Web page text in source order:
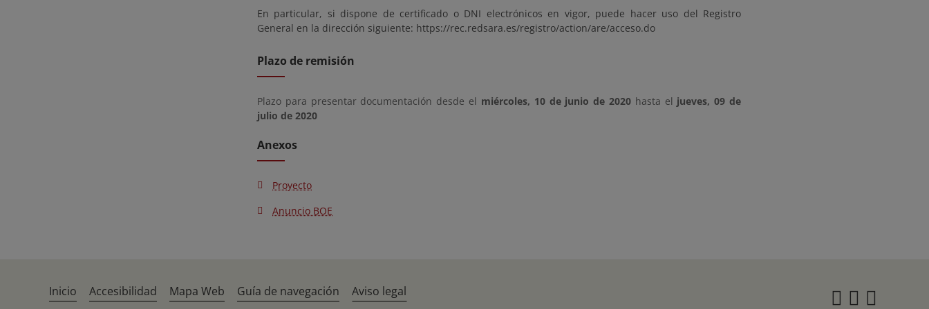
En particular, si dispone de certificado o DNI electrónicos en vigor, puede hacer uso del Registro
General en la dirección siguiente: https://rec.redsara.es/registro/action/are/acceso.do
Plazo de remisión
Plazo para presentar documentación desde el miércoles, 10 de junio de 2020hasta el jueves, 09 de
julio de 2020
Anexos
Proyecto
Anuncio BOE
Inicio Accesibilidad Mapa Web Guía de navegación Aviso legal Twitter